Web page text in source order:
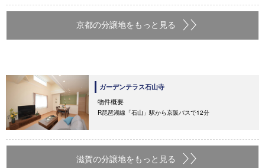
京都の分譲地をもっと見る
ガーデンテラス石山寺
物件概要
R琵琶湖線「石山」駅から京阪バスで12分
滋賀の分譲地をもっと見る